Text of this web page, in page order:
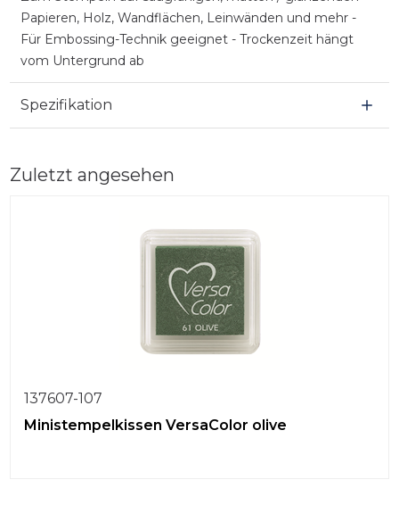
Papieren, Holz, Wandflächen, Leinwänden und mehr -
Für Embossing-Technik geeignet - Trockenzeit hängt
vom Untergrund ab
Spezifikation
Zuletzt angesehen
137607-107
Ministempelkissen VersaColor olive